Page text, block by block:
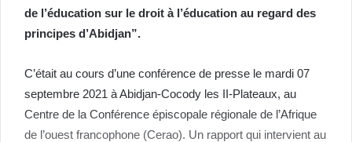
de l’éducation sur le droit à l’éducation au regard des
principes d’Abidjan”.
C’était au cours d’une conférence de presse le mardi 07
septembre 2021 à Abidjan-Cocody les II-Plateaux, au
Centre de la Conférence épiscopale régionale de l’Afrique
de l’ouest francophone (Cerao). Un rapport qui intervient au